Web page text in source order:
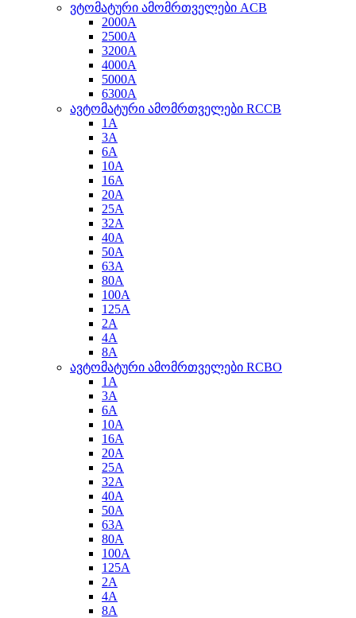
ვტომატური ამომრთველები ACB
2000A
2500A
3200A
4000A
5000A
6300A
ავტომატური ამომრთველები RCCB
1A
3A
6A
10A
16A
20A
25A
32A
40A
50A
63A
80A
100A
125A
2A
4A
8A
ავტომატური ამომრთველები RCBO
1A
3A
6A
10A
16A
20A
25A
32A
40A
50A
63A
80A
100A
125A
2A
4A
8A